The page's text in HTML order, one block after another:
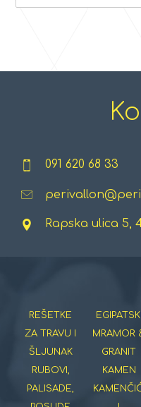
091 620 68 33
Rapska ulica 5,
REŠETKE
ZA TRAVU I
ŠLJUNAK
RUBOVI,
PALISADE,
EGIPATSKI
MRAMOR
GRANIT
KAMEN